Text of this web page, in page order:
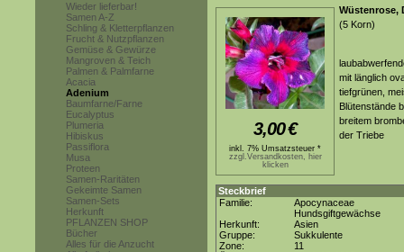
Wieder lieferbar!
Samen A-Z
Schling & Kletterpflanzen
Frucht & Nutzpflanzen
Gemüse & Gewürze
Mangroven & Teich
Palmen & Palmfarne
Acacia
Adenium
Baumfarne/Farne
Eucalyptus
Plumeria
Hibiskus
Passiflora
Musa
Proteen
Samen-Raritäten
Gekeimte Samen
Samen-Sets
Herkunft
PFLANZEN SHOP
Bücher
Alles für die Anzucht
3,00€
inkl. 7% Umsatzsteuer *
zzgl.Versandkosten, hier
klicken
Wüstenrose,
(5 Korn)
mit länglich
tiefgrünen,
Blütenstände
breitem
der Triebe
Steckbrief
Familie:
Apocynaceae
Hundsgiftgewächse
Herkunft:
Asien
Gruppe:
Sukkulente
Zone:
11